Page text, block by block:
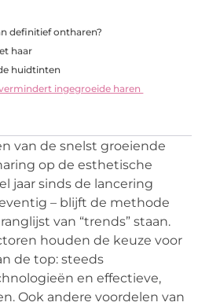
definitief ontharen?
haar
huidtinten
ingegroeide haren
van de snelst groeiende
op de esthetische
jaar sinds de lancering
– blijft de methode
van “trends” staan.
houden de keuze voor
de top: steeds
en effectieve,
Ook andere voordelen van